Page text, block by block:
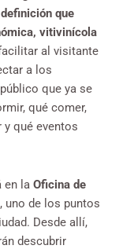
que
vitivinícola
al visitante
a los
que ya se
qué comer,
y qué eventos
en la Oficina de
, uno de los puntos
Desde allí,
descubrir